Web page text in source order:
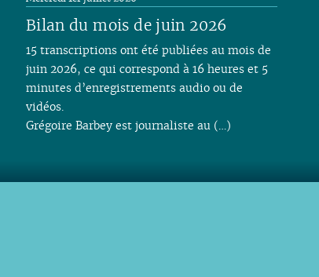
Bilan du mois de juin 2026
15 transcriptions ont été publiées au mois de
juin 2026, ce qui correspond à 16 heures et 5
minutes d’enregistrements audio ou de
vidéos.
Grégoire Barbey est journaliste au (…)